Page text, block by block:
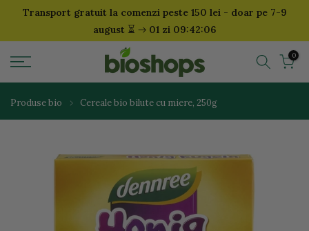
SariTransport gratuit la comenzi peste 150 lei - doar pe 7-9
august ⏳ 01 zi 09:42:05
0
Produse bio Cereale bio bilute cu miere, 250g